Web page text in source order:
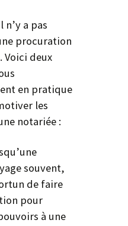
a pas
procuration
Voici deux
en pratique
les
notariée :
souvent,
de faire
pour
à une